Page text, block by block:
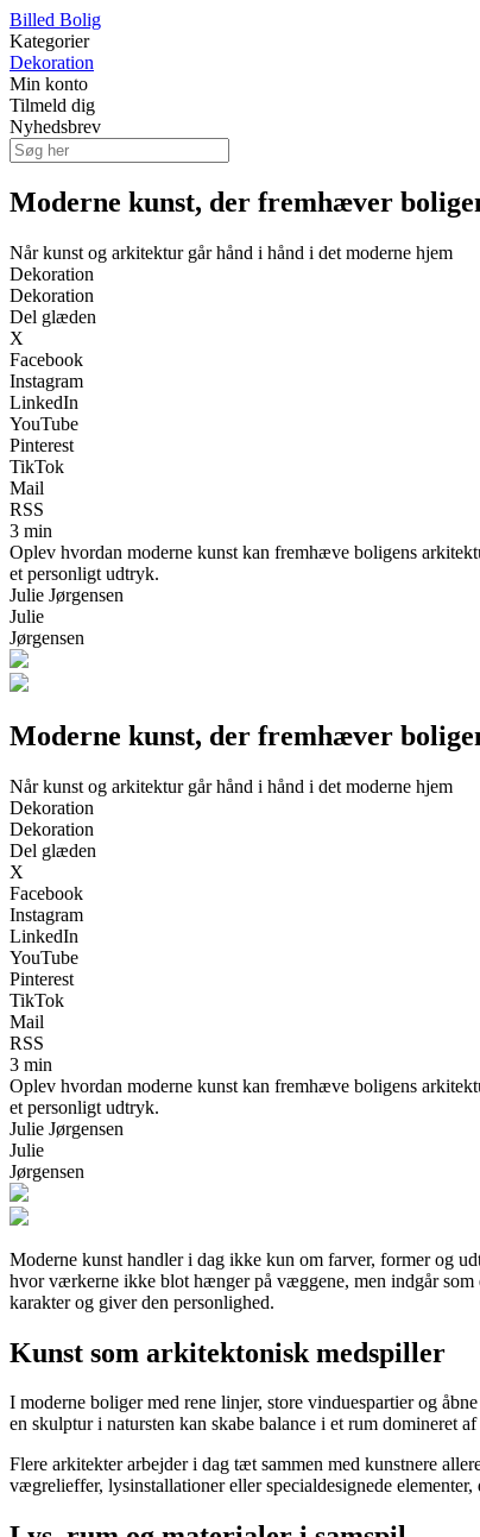
Billed Bolig
Kategorier
Dekoration
Min konto
Tilmeld dig
Nyhedsbrev
Moderne kunst, der fremhæver
Når kunst og arkitektur går hånd i hånd i det moderne hjem
Dekoration
Dekoration
Del glæden
X
Facebook
Instagram
LinkedIn
YouTube
Pinterest
TikTok
Mail
RSS
3 min
Oplev hvordan moderne kunst kan fremhæve boligens
et personligt udtryk.
Julie Jørgensen
Julie
Jørgensen
Moderne kunst, der fremhæver
Når kunst og arkitektur går hånd i hånd i det moderne hjem
Dekoration
Dekoration
Del glæden
X
Facebook
Instagram
LinkedIn
YouTube
Pinterest
TikTok
Mail
RSS
3 min
Oplev hvordan moderne kunst kan fremhæve boligens
et personligt udtryk.
Julie Jørgensen
Julie
Jørgensen
Moderne kunst handler i dag ikke kun om farver, former og
hvor værkerne ikke blot hænger på væggene, men indgår som
karakter og giver den personlighed.
Kunst som arkitektonisk medspiller
I moderne boliger med rene linjer, store vinduespartier og
en skulptur i natursten kan skabe balance i et rum domineret af
Flere arkitekter arbejder i dag tæt sammen med kunstnere
vægrelieffer, lysinstallationer eller specialdesignede